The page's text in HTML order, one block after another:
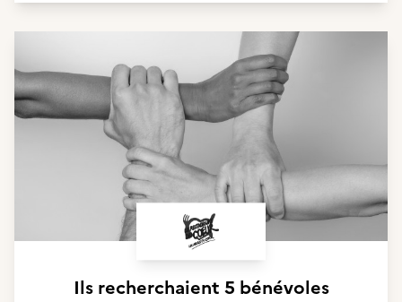
Ils recherchaient 5 bénévoles